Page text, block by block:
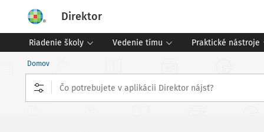
Direktor
Riadenie školy Vedenie tímu Praktické nástroje
Domov